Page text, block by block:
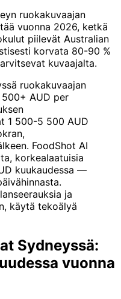
ruokakuvaajan
vuonna 2026, ketkä
piilevät Australian
korvata 80-90 %
kuvaajalta.
ruokakuvaajan
AUD per
1 500-5 500 AUD
FoodShot AI
korkealaatuisia
kuukaudessa —
ja
käytä tekoälyä
Sydneyssä:
vuonna